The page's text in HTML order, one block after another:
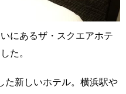
にあるザ・スクエアホテ
た。
た新しいホテル。横浜駅や